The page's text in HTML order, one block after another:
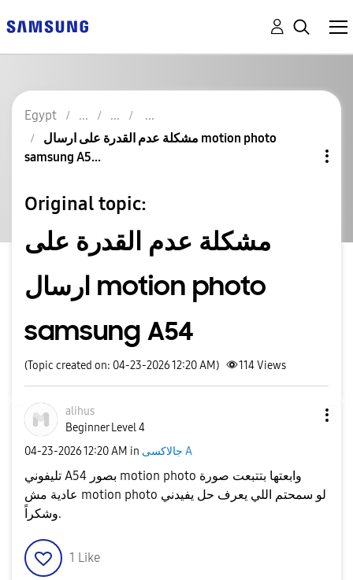
Egypt
مشكلة عدم القدرة على ارسال motion photo
samsung A5...
Original topic:
مشكلة عدم القدرة على
ارسال motion photo
samsung A54
(Topic created on: 04-23-2026 12:20 AM) 114Views
alihus
Beginner Level 4
‎04-23-202612:20 AM in جالاكسى A
تليفوني A54 بصور motion photo وابعتها بتتبعت صورة
عادية مش motion photo لو سمحتم اللي يعرف حل يفيدني
وشكراً.
1 Like